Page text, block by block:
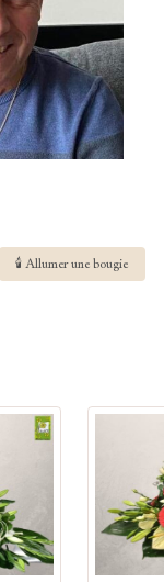
🕯 Allumer une bougie